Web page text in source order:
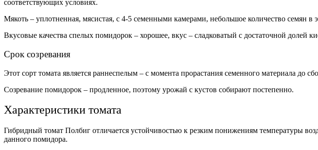
соответствующих условиях.
Мякоть – уплотненная, мясистая, с 4-5 семенными камерами, небольшое количество семян в
Вкусовые качества спелых помидорок – хорошее, вкус – сладковатый с достаточной долей
Срок созревания
Этот сорт томата является раннеспелым – с момента прорастания семенного материала до
Созревание помидорок – продленное, поэтому урожай с кустов собирают постепенно.
Характеристики томата
Гибридный томат Полбиг отличается устойчивостью к резким понижениям температуры
данного помидора.